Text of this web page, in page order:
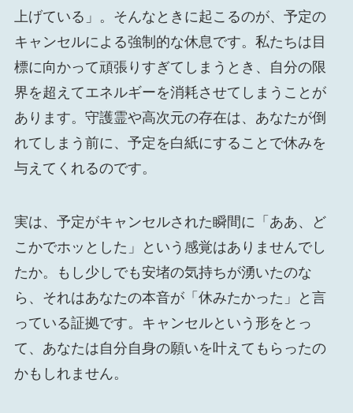
上げている」。そんなときに起こるのが、予定の
キャンセルによる強制的な休息です。私たちは目
標に向かって頑張りすぎてしまうとき、自分の限
界を超えてエネルギーを消耗させてしまうことが
あります。守護霊や高次元の存在は、あなたが倒
れてしまう前に、予定を白紙にすることで休みを
与えてくれるのです。
実は、予定がキャンセルされた瞬間に「ああ、ど
こかでホッとした」という感覚はありませんでし
たか。もし少しでも安堵の気持ちが湧いたのな
ら、それはあなたの本音が「休みたかった」と言
っている証拠です。キャンセルという形をとっ
て、あなたは自分自身の願いを叶えてもらったの
かもしれません。